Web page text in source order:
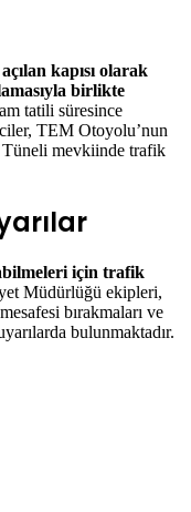
kapısı olarak
birlikte
tatili süresince
TEM Otoyolu’nun
mevkiinde trafik
için trafik
Müdürlüğü ekipleri,
bırakmaları ve
bulunmaktadır.